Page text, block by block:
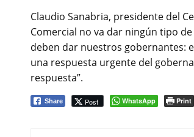
Claudio Sanabria, presidente del
Comercial no va dar ningún tipo
deben dar nuestros gobernantes:
una respuesta urgente del
respuesta”.
Share Post WhatsApp Print